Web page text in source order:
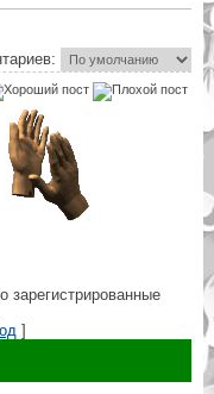
зарегистрированные
]